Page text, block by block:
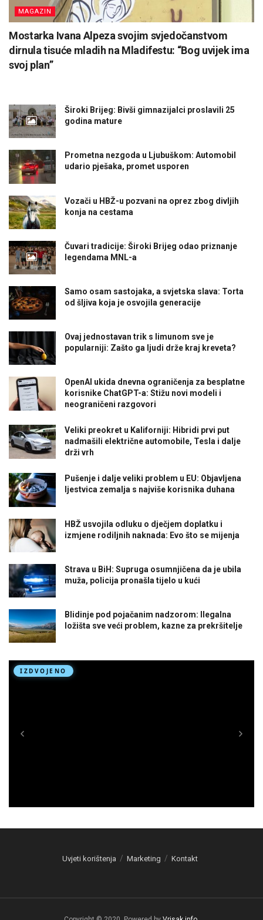
MAGAZIN
Mostarka Ivana Alpeza svojim svjedočanstvom
dirnula tisuće mladih na Mladifestu: “Bog uvijek ima
svoj plan”
Široki Brijeg: Bivši gimnazijalci proslavili 25
godina mature
Prometna nezgoda u Ljubuškom: Automobil
udario pješaka, promet usporen
Vozači u HBŽ-u pozvani na oprez zbog divljih
konja na cestama
Čuvari tradicije: Široki Brijeg odao priznanje
legendama MNL-a
Samo osam sastojaka, a svjetska slava: Torta
od šljiva koja je osvojila generacije
Ovaj jednostavan trik s limunom sve je
popularniji: Zašto ga ljudi drže kraj kreveta?
OpenAI ukida dnevna ograničenja za besplatne
korisnike ChatGPT-a: Stižu novi modeli i
neograničeni razgovori
Veliki preokret u Kaliforniji: Hibridi prvi put
nadmašili električne automobile, Tesla i dalje
drži vrh
Pušenje i dalje veliki problem u EU: Objavljena
ljestvica zemalja s najviše korisnika duhana
HBŽ usvojila odluku o dječjem doplatku i
izmjene rodiljnih naknada: Evo što se mijenja
Strava u BiH: Supruga osumnjičena da je ubila
muža, policija pronašla tijelo u kući
Blidinje pod pojačanim nadzorom: Ilegalna
ložišta sve veći problem, kazne za prekršitelje
Uvjeti korištenja Marketing Kontakt